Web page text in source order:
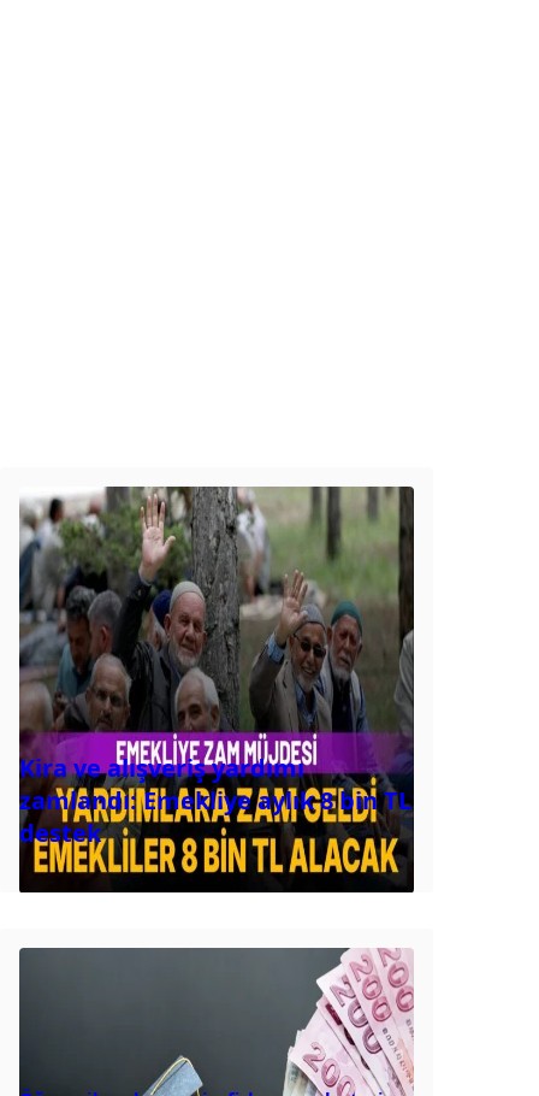
Kira ve alışveriş yardımı
zamlandı: Emekliye aylık 8 bin TL
destek